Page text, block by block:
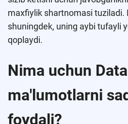
maxfiylik shartnomasi tuziladi.
shuningdek, uning aybi tufayli
qoplaydi.
Nima uchun
ma'lumotlarni
foydali?